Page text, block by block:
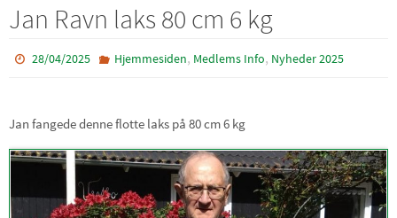
Jan Ravn laks 80 cm 6 kg
28/04/2025 Hjemmesiden, Medlems Info, Nyheder 2025
Jan fangede denne flotte laks på 80 cm 6 kg